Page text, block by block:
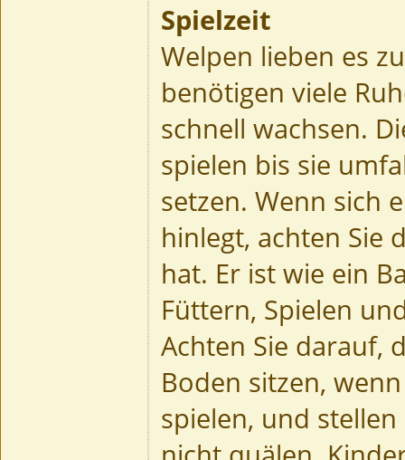
Spielzeit
Welpen lieben es
benötigen viele
schnell wachsen.
spielen bis sie
setzen. Wenn sich
hinlegt, achten Sie
hat. Er ist wie ein
Füttern, Spielen
Achten Sie darauf,
Boden sitzen,
spielen, und